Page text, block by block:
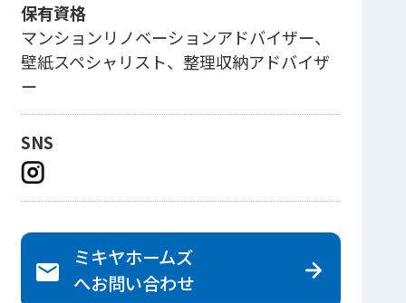
保有資格
マンションリノベーションアドバイザー、
壁紙スペシャリスト、整理収納アドバイザ
ー
SNS
ミキヤホームズ
へお問い合わせ